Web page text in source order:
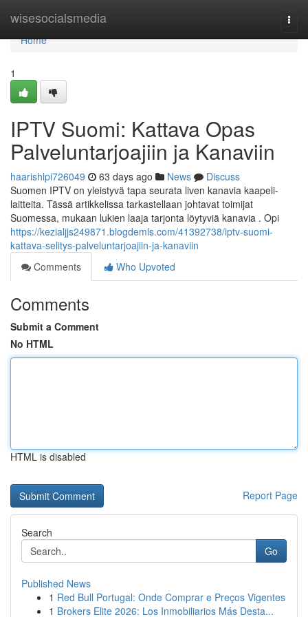
wisesocialsmedia
Home
Home
1
IPTV Suomi: Kattava Opas
Palveluntarjoajiin ja Kanaviin
haarishlpi726049 63 days ago News
Discuss
Suomen IPTV on yleistyvä tapa seurata liven kanavia kaapeli-
laitteita. Tässä artikkelissa tarkastellaan johtavat toimijat
Suomessa, mukaan lukien laaja tarjonta löytyviä kanavia . Opi
https://kezialjjs249871.blogdemls.com/41392738/iptv-suomi-
kattava-selitys-palveluntarjoajiin-ja-kanaviin
Comments
Who Upvoted
Comments
Submit a Comment
No HTML
HTML is disabled
Report Page
Search
Go
Published News
1 Red Bull Portugal: Onde Comprar e Preços Vigentes
1 Brokers Elite 2026: Los Inmobiliarios Más Desta...